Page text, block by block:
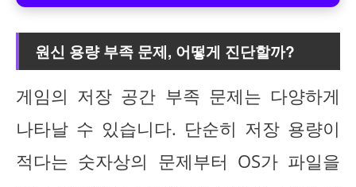
원신 용량 부족 문제, 어떻게 진단할까?
게임의 저장 공간 부족 문제는 다양하게
나타날 수 있습니다. 단순히 저장 용량이
적다는 숫자상의 문제부터 OS가 파일을